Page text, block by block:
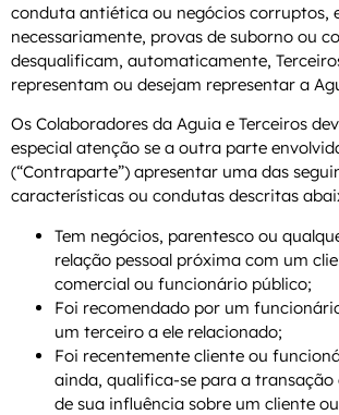
conduta antiética ou negócios corruptos,
necessariamente, provas de suborno ou
desqualificam, automaticamente,
representam ou desejam representar a
Os Colaboradores da Aguia e Terceiros
especial atenção se a outra parte
(“Contraparte”) apresentar uma das
características ou condutas descritas
Tem negócios, parentesco ou
relação pessoal próxima com um
comercial ou funcionário público;
Foi recomendado por um
um terceiro a ele relacionado;
Foi recentemente cliente ou
ainda, qualifica-se para a
de sua influência sobre um cliente